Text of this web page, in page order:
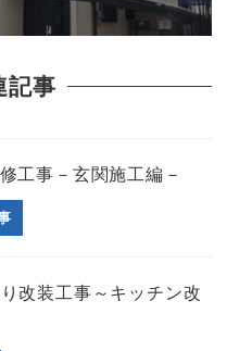
記事
事－玄関施工編－
装工事～キッチン改